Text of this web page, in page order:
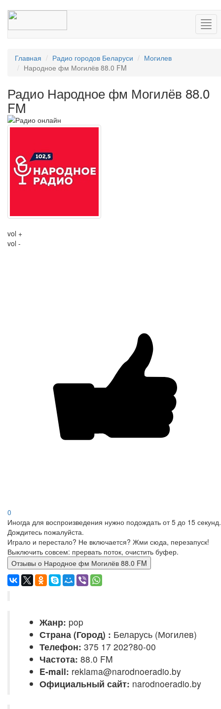
Главная Радио городов Беларуси
Могилев
Народное фм Могилёв 88.0 FM
Радио Народное фм Могилёв 88.0
FM
vol +
vol -
0
Иногда для воспроизведения нужно подождать от 5 до 15 секунд.
Дождитесь пожалуйста.
Играло и перестало? Не включается? Жми сюда, перезапуск!
Выключить совсем: прервать поток, очистить буфер.
Отзывы о Народное фм Могилёв 88.0 FM
Жанр: pop
Страна (Город) : Беларусь (Могилев)
Телефон: 375 17 202?80-00
Частота: 88.0 FM
E-mail: reklama@narodnoeradio.by
Официальный сайт: narodnoeradio.by